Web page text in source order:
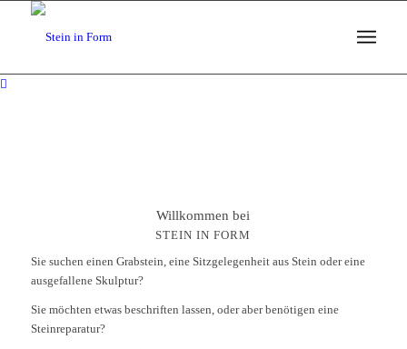
Willkommen bei
STEIN IN FORM
Sie suchen einen Grabstein, eine Sitzgelegenheit aus Stein oder eine
ausgefallene Skulptur?
Sie möchten etwas beschriften lassen, oder aber benötigen eine
Steinreparatur?